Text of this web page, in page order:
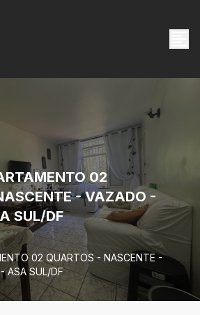
02
- VAZADO -
SUL/DF
02 QUARTOS - NASCENTE -
ASA SUL/DF